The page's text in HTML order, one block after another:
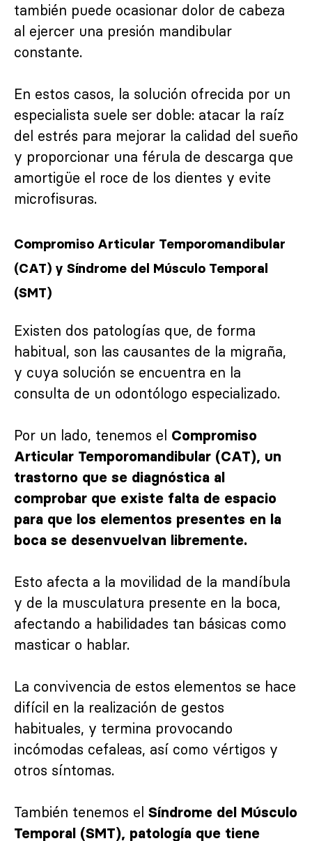
también puede ocasionar dolor de cabeza
al ejercer una presión mandibular
constante.
En estos casos, la solución ofrecida por un
especialista suele ser doble: atacar la raíz
del estrés para mejorar la calidad del sueño
y proporcionar una férula de descarga que
amortigüe el roce de los dientes y evite
microfisuras.
Compromiso Articular Temporomandibular
(CAT) y Síndrome del Músculo Temporal
(SMT)
Existen dos patologías que, de forma
habitual, son las causantes de la migraña,
y cuya solución se encuentra en la
consulta de un odontólogo especializado.
Por un lado, tenemos el Compromiso
Articular Temporomandibular (CAT), un
trastorno que se diagnóstica al
comprobar que existe falta de espacio
para que los elementos presentes en la
boca se desenvuelvan libremente.
Esto afecta a la movilidad de la mandíbula
y de la musculatura presente en la boca,
afectando a habilidades tan básicas como
masticar o hablar.
La convivencia de estos elementos se hace
difícil en la realización de gestos
habituales, y termina provocando
incómodas cefaleas, así como vértigos y
otros síntomas.
También tenemos el Síndrome del Músculo
Temporal (SMT), patología que tiene